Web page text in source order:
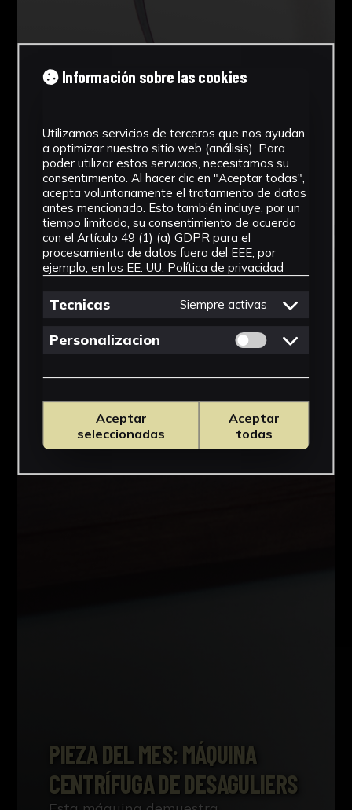
PIEZA DEL MES: MÁQUINA
CENTRÍFUGA DE DESAGULIERS
Información sobre las cookies
Utilizamos servicios de terceros que nos ayudan
a optimizar nuestro sitio web (análisis). Para
poder utilizar estos servicios, necesitamos su
consentimiento. Al hacer clic en "Aceptar todas",
acepta voluntariamente el tratamiento de datos
antes mencionado. Esto también incluye, por un
tiempo limitado, su consentimiento de acuerdo
con el Artículo 49 (1) (a) GDPR para el
procesamiento de datos fuera del EEE, por
ejemplo, en los EE. UU. Política de privacidad
Tecnicas Siempre activas
Personalizacion Permitir cookies
Aceptar
seleccionadas
Aceptar
todas